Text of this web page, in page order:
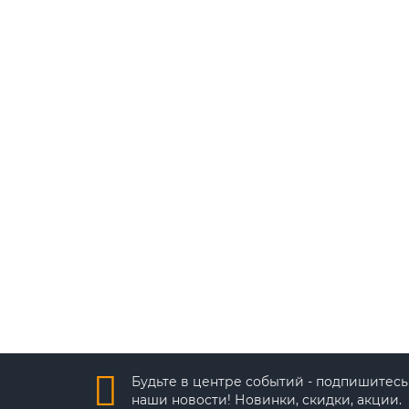
Будьте в центре событий -
наши новости! Новинки, скидки, акции.